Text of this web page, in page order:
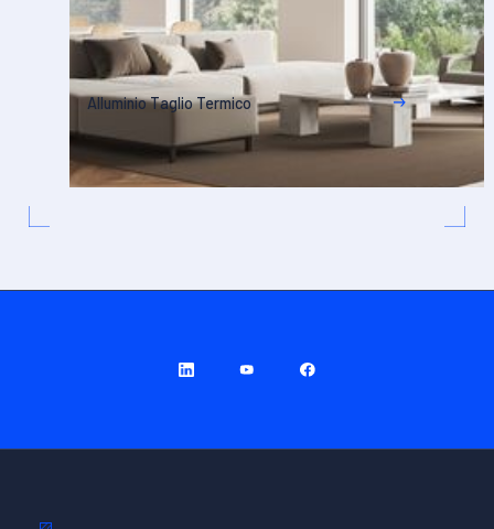
Alluminio Taglio Termico